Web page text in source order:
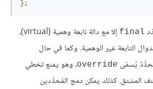
};
‎final‎
إلا مع دالة تابعة وهمية (virtual)،
التابعة غير الوهمية. وكما في حال
يُسمّى override، وهو يمنع تخطي
المشتق. كذلك يمكن دمج المُحدِّدين